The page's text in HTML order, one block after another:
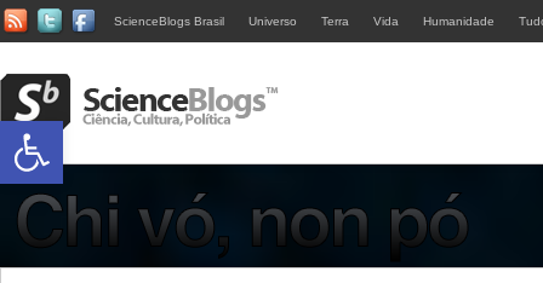
ScienceBlogs Brasil Universo Terra Vida Humanidade
Abrir a barra de ferramentas